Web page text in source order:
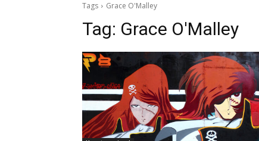
Tags Grace O'Malley
Tag: Grace O'Malley